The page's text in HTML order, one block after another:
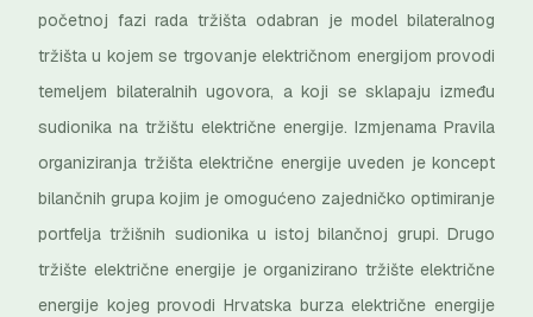
početnoj fazi rada tržišta odabran je model bilateralnog
tržišta u kojem se trgovanje električnom energijom provodi
temeljem bilateralnih ugovora, a koji se sklapaju između
sudionika na tržištu električne energije. Izmjenama Pravila
organiziranja tržišta električne energije uveden je koncept
bilančnih grupa kojim je omogućeno zajedničko optimiranje
portfelja tržišnih sudionika u istoj bilančnoj grupi. Drugo
tržište električne energije je organizirano tržište električne
energije kojeg provodi Hrvatska burza električne energije